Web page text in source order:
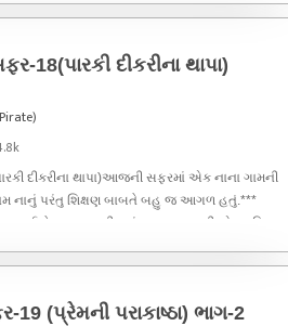
18(પારકી દીકરીના થાપા)
દીકરીના થાપા)આજની સફરમાં એક નાના ગામની
નાનું પરંતુ શિક્ષણ બાબતે બહુ જ આગળ હતું.***
નહાઈ ને બહાર આવી ત્યાં જ મારા નામની એક કુરિયર
(પ્રેમની પરાકાષ્ઠા) ભાગ-2